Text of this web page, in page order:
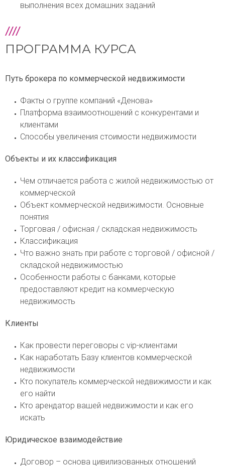
выполнения всех домашних заданий
ПРОГРАММА КУРСА
Путь брокера по коммерческой недвижимости
Факты о группе компаний «Денова»
Платформа взаимоотношений с конкурентами и
клиентами
Способы увеличения стоимости недвижимости
Объекты и их классификация
Чем отличается работа с жилой недвижимостью от
коммерческой
Объект коммерческой недвижимости. Основные
понятия
Торговая / офисная / складская недвижимость
Классификация
Что важно знать при работе с торговой / офисной /
складской недвижимостью
Особенности работы с банками, которые
предоставляют кредит на коммерческую
недвижимость
Клиенты
Как провести переговоры с vip-клиентами
Как наработать Базу клиентов коммерческой
недвижимости
Кто покупатель коммерческой недвижимости и как
его найти
Кто арендатор вашей недвижимости и как его
искать
Юридическое взаимодействие
Договор – основа цивилизованных отношений